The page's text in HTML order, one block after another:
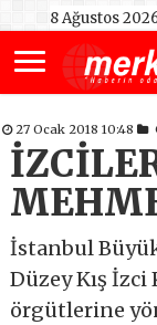
8 Ağustos
27 Ocak 2018 10:48
İstanbul
Düzey Kış
örgütlerine